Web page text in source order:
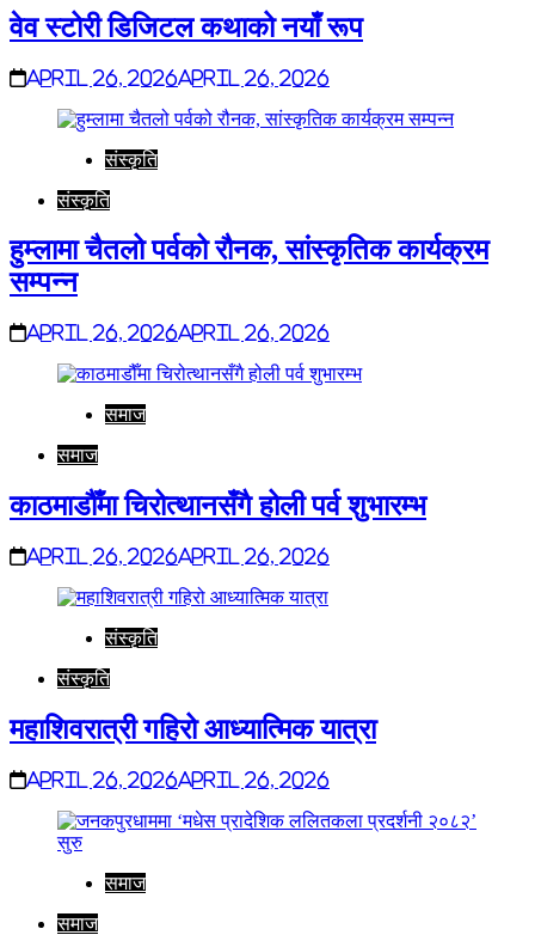
वेव स्टोरी डिजिटल कथाको नयाँ रूप
April 26, 2026April 26, 2026
संस्कृति
संस्कृति
हुम्लामा चैतलो पर्वको रौनक, सांस्कृतिक कार्यक्रम
सम्पन्न
April 26, 2026April 26, 2026
समाज
समाज
काठमाडौँमा चिरोत्थानसँगै होली पर्व शुभारम्भ
April 26, 2026April 26, 2026
संस्कृति
संस्कृति
महाशिवरात्री गहिरो आध्यात्मिक यात्रा
April 26, 2026April 26, 2026
समाज
समाज